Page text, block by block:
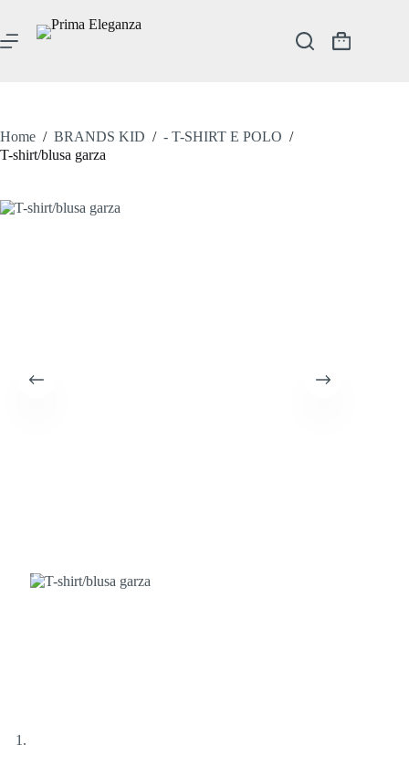
contenuto
Carrello
Home / BRANDS KID / - T-SHIRT E POLO /
T-shirt/blusa garza